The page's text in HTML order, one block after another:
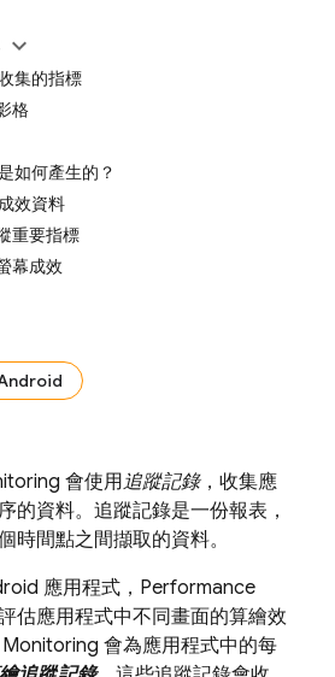
集的指標
格
如何產生的？
效資料
重要指標
幕成效
會使用追蹤記錄，收集應
的資料。追蹤記錄是一份報表，
時間點之間擷取的資料。
應用程式， Performance
估應用程式中不同畫面的算繪效
會為應用程式中的每